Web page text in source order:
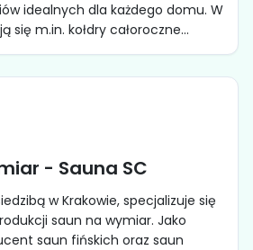
idealnych dla każdego domu. W
się m.in. kołdry całoroczne...
- Sauna SC
w Krakowie, specjalizuje się
saun na wymiar. Jako
saun fińskich oraz saun